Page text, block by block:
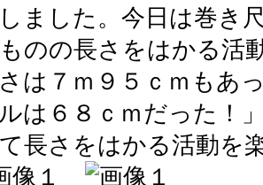
ました。今日は巻き
のの長さをはかる活
は７ｍ９５ｃｍもあ
は６８ｃｍだった！
長さをはかる活動を